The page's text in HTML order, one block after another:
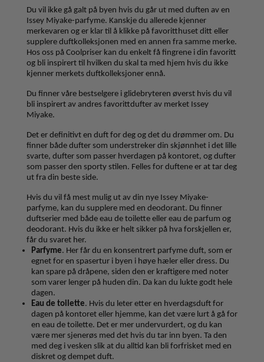
Du vil ikke gå galt på byen hvis du går ut med duften av en
Issey Miyake-parfyme. Kanskje du allerede kjenner
merkevaren og er klar til å klikke på favoritthuset ditt eller
supplere duftkolleksjonen med en annen fra samme merke.
Hos oss på Coolpriser kan du enkelt få fingrene i din favoritt
og bli inspirert til hvilken du skal ta med hjem hvis du ikke
kjenner merkets duftkolleksjoner ennå.
Du finner våre bestselgere i glidebryteren øverst hvis du vil
bli inspirert av andres favorittdufter av merket Issey
Miyake.
Det er definitivt en duft for deg og det du drømmer om. Du
finner både dufter som understreker din skjønnhet i det lille
svarte, dufter som passer hverdagen på kontoret, og dufter
som passer den sporty stilen. Felles for duftene er at tar deg
ut fra din beste side.
Hvis du vil få mest mulig ut av din nye Issey Miyake-
parfyme, kan du supplere med en deodorant. Du finner
duftserier med både eau de toilette eller eau de parfum og
deodorant. Hvis du ikke er helt sikker på hva forskjellen er,
får du svaret her.
Parfyme. Her får du en konsentrert parfyme duft, som er
egnet for en spasertur i byen i høye hæler eller dress. Du
kan spare på dråpene, siden den er kraftigere med noter
som varer lenger på huden din. Da kan du lukte godt hele
dagen.
Eau de toilette. Hvis du leter etter en hverdagsduft for
dagen på kontoret eller hjemme, kan det være lurt å gå for
en eau de toilette. Det er mer undervurdert, og du kan
være mer sjenerøs med det hvis du tar inn byen. Ta den
med deg i vesken slik at du alltid kan bli forfrisket med en
diskret og dempet duft.